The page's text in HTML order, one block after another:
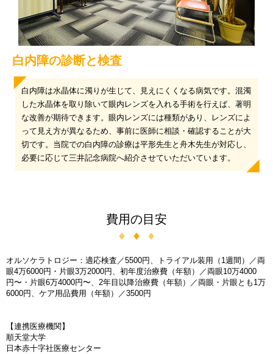
白内障の診断と検査
白内障は水晶体に濁りが生じて、見えにくくなる病気です。混濁
した水晶体を取り除いて眼内レンズを入れる手術を行えば、著明
な改善が期待できます。眼内レンズには種類があり、レンズによ
って見え方が異なるため、事前に医師に相談・確認することが大
切です。当院での白内障の診療は平形先生と舟木先生が対応し、
必要に応じて三井記念病院へ紹介させていただいています。
費用の目安
オルソケラトロジー：適応検査／5500円、トライアル装用（1週間）／両
眼4万6000円・片眼3万2000円、初年度治療費（年額）／両眼10万4000
円〜・片眼6万4000円〜、2年目以降治療費（年額）／両眼・片眼とも1万
6000円、ケア用品費用（年額）／3500円
【連携医療機関】
順天堂大学
日本赤十字社医療センター